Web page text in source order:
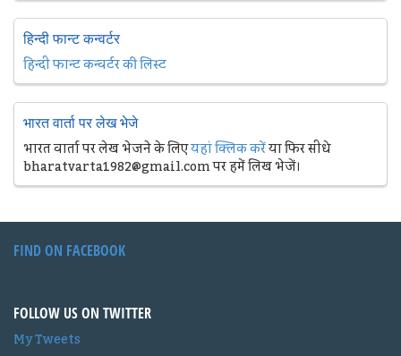
हिन्दी फान्ट कन्वर्टर
हिन्दी फान्ट कन्वर्टर की लिस्ट
भारत वार्ता पर लेख भेजे
भारत वार्ता पर लेख भेजने के लिएयहां क्लिक करेंया फिर सीधे
bharatvarta1982@gmail.com पर हमें लिख भेजें।
FIND ON FACEBOOK
FOLLOW US ON TWITTER
My Tweets